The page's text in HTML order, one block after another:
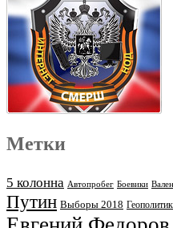
Метки
5 колонна Автопробег Боевики
Путин Выборы 2018